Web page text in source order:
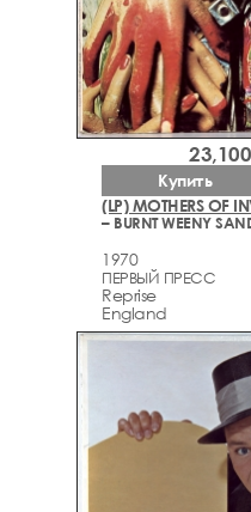
(LP) MOTHERS OF
– BURNT WEENY
1970
ПЕРВЫЙ ПРЕСС
Reprise
England
Купить